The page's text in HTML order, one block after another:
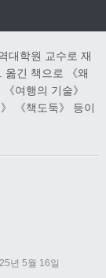
대학원 교수로 재
옮긴 책으로 《왜
여행의 기술》
《책도둑》 등이
년 5월 16일